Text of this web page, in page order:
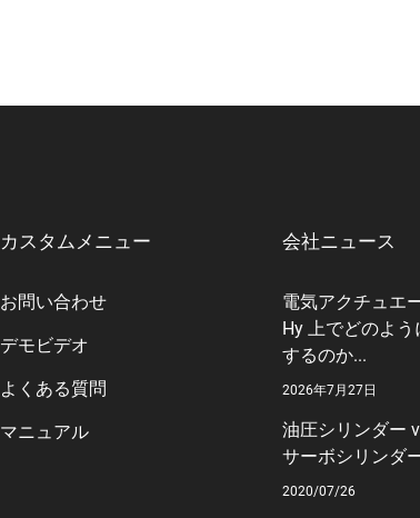
カスタムメニュー
お問い合わせ
デモビデオ
よくある質問
マニュアル
会社ニュース
電気アクチュエ
Hy 上でどのよう
するのか...
2026年7月27日
油圧シリンダー
サーボシリンダ
2020/07/26